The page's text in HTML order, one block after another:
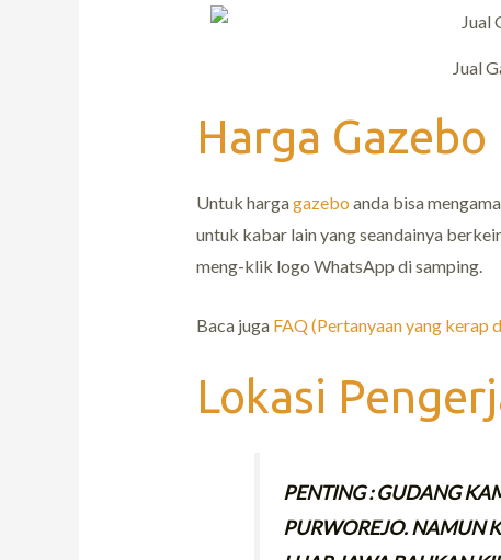
Jual
Harga Gazebo
Untuk hargagazebo anda bisa
untuk kabar lain yang seandainya
meng-klik logo WhatsApp di samping.
Baca juga FAQ (Pertanyaan yang kerap
Lokasi
PENTING : GUDANG
PURWOREJO. NAMUN